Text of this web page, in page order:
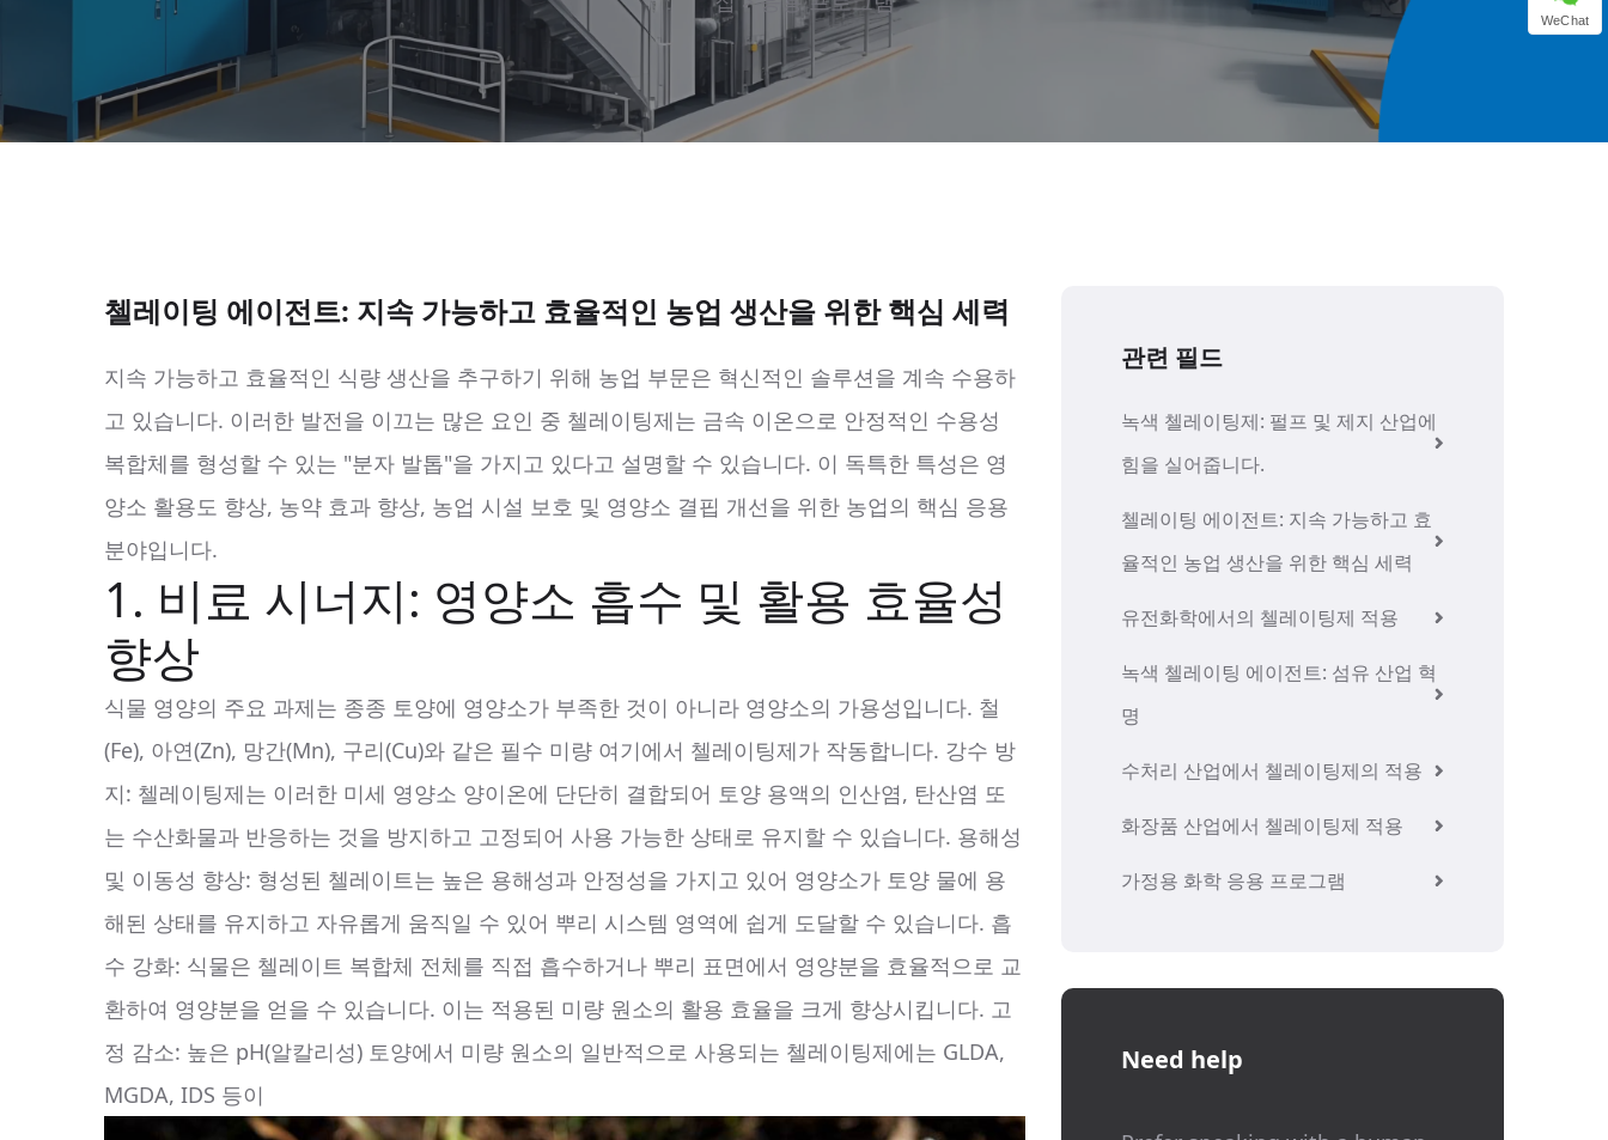
첼레이팅 에이전트: 지속 가능하고 효율적인 농업 생산을 위한 핵심 세력
지속 가능하고 효율적인 식량 생산을 추구하기 위해 농업 부문은 혁신적인 솔루션을 계속 수용하
고 있습니다. 이러한 발전을 이끄는 많은 요인 중 첼레이팅제는 금속 이온으로 안정적인 수용성
복합체를 형성할 수 있는 "분자 발톱"을 가지고 있다고 설명할 수 있습니다. 이 독특한 특성은 영
양소 활용도 향상, 농약 효과 향상, 농업 시설 보호 및 영양소 결핍 개선을 위한 농업의 핵심 응용
분야입니다.
1. 비료 시너지: 영양소 흡수 및 활용 효율성
향상
식물 영양의 주요 과제는 종종 토양에 영양소가 부족한 것이 아니라 영양소의 가용성입니다. 철
(Fe), 아연(Zn), 망간(Mn), 구리(Cu)와 같은 필수 미량 여기에서 첼레이팅제가 작동합니다. 강수 방
지: 첼레이팅제는 이러한 미세 영양소 양이온에 단단히 결합되어 토양 용액의 인산염, 탄산염 또
는 수산화물과 반응하는 것을 방지하고 고정되어 사용 가능한 상태로 유지할 수 있습니다. 용해성
및 이동성 향상: 형성된 첼레이트는 높은 용해성과 안정성을 가지고 있어 영양소가 토양 물에 용
해된 상태를 유지하고 자유롭게 움직일 수 있어 뿌리 시스템 영역에 쉽게 도달할 수 있습니다. 흡
수 강화: 식물은 첼레이트 복합체 전체를 직접 흡수하거나 뿌리 표면에서 영양분을 효율적으로 교
환하여 영양분을 얻을 수 있습니다. 이는 적용된 미량 원소의 활용 효율을 크게 향상시킵니다. 고
정 감소: 높은 pH(알칼리성) 토양에서 미량 원소의 일반적으로 사용되는 첼레이팅제에는 GLDA,
MGDA, IDS 등이
관련 필드
녹색 첼레이팅제: 펄프 및 제지 산업에
힘을 실어줍니다.
첼레이팅 에이전트: 지속 가능하고 효
율적인 농업 생산을 위한 핵심 세력
유전화학에서의 첼레이팅제 적용
녹색 첼레이팅 에이전트: 섬유 산업 혁
명
수처리 산업에서 첼레이팅제의 적용
화장품 산업에서 첼레이팅제 적용
가정용 화학 응용 프로그램
Need help
WeChat